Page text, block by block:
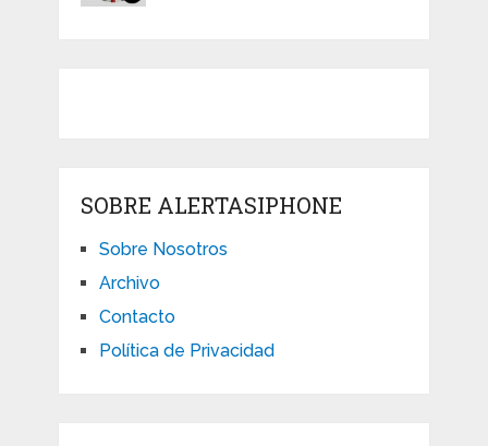
SOBRE ALERTASIPHONE
Sobre Nosotros
Archivo
Contacto
Política de Privacidad